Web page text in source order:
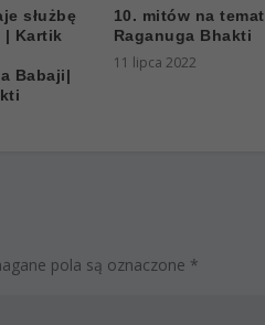
służbę
| Kartik
Babaji|
10. mitów na temat
Raganuga Bhakti
11 lipca 2022
pola są oznaczone *